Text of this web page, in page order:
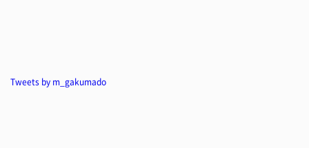
Tweets by m_gakumado